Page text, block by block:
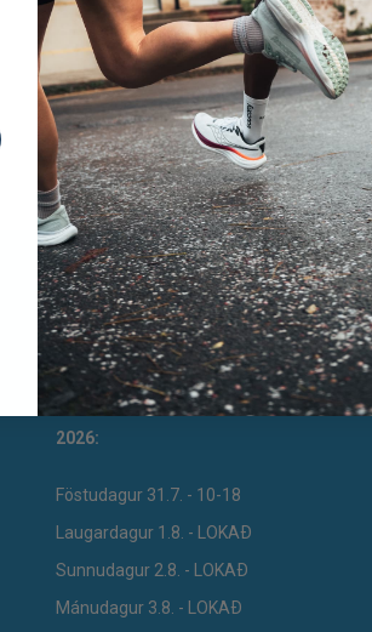
Opnunartími
Opnunartími Verslunarmannahelgi
2026:
Föstudagur 31.7. - 10-18
Laugardagur 1.8. - LOKAÐ
Sunnudagur 2.8. - LOKAÐ
Mánudagur 3.8. - LOKAÐ